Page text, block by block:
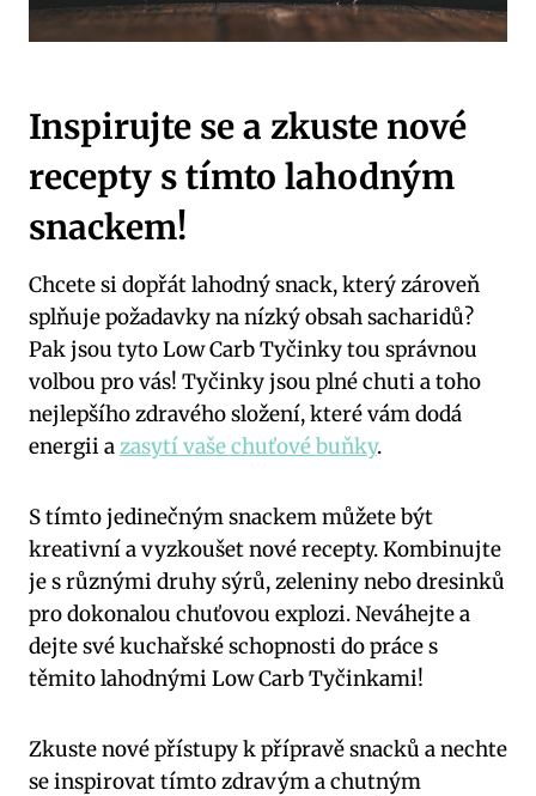
Inspirujte se⁤ a zkuste nové
recepty s tímto lahodným​
snackem!
Chcete si ‍dopřát lahodný snack, který zároveň
splňuje požadavky na nízký⁢ obsah ‍sacharidů?
Pak jsou tyto Low Carb Tyčinky tou správnou
volbou ​pro vás! Tyčinky jsou plné chuti a toho
nejlepšího ‌zdravého⁤ složení, které vám ⁣dodá ​
energii azasytí vaše chuťové buňky.
S tímto jedinečným snackem můžete​ být
⁣kreativní a vyzkoušet nové recepty. Kombinujte
je s různými druhy sýrů, zeleniny nebo dresinků
pro dokonalou ⁢chuťovou explozi. Neváhejte⁤ a
dejte své kuchařské schopnosti ‌do práce s
těmito⁢ lahodnými Low Carb⁢ Tyčinkami!
Zkuste nové přístupy k přípravě snacků a nechte
se inspirovat tímto zdravým a chutným